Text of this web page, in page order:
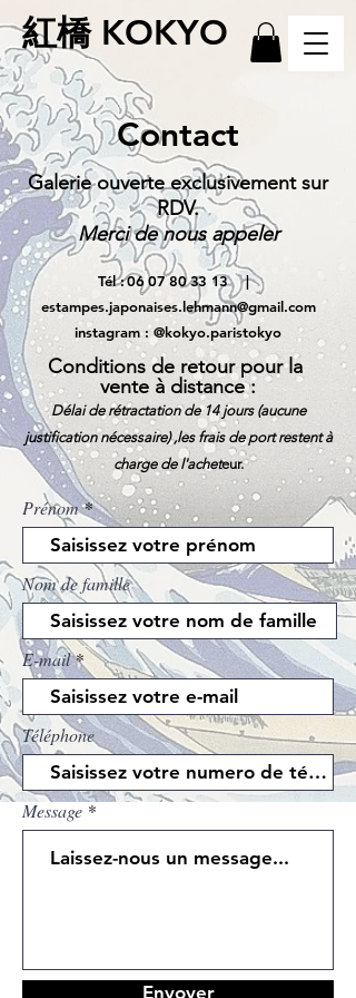
紅橋 KOKYO
Contact
Galerie ouverte exclusivement sur
RDV.
Merci de nous appeler
Tél:06 07 80 33 13|
estampes.japonaises.lehmann@gmail.com
instagram : @kokyo.paristokyo
Conditions de retour pour la
vente à distance :
Délai de rétractation de 14 jours (aucune
justification nécessaire) ,les frais de port restent à
charge de l'acheteur.
Prénom
Nom de famille
E-mail
Téléphone
Message
Envoyer